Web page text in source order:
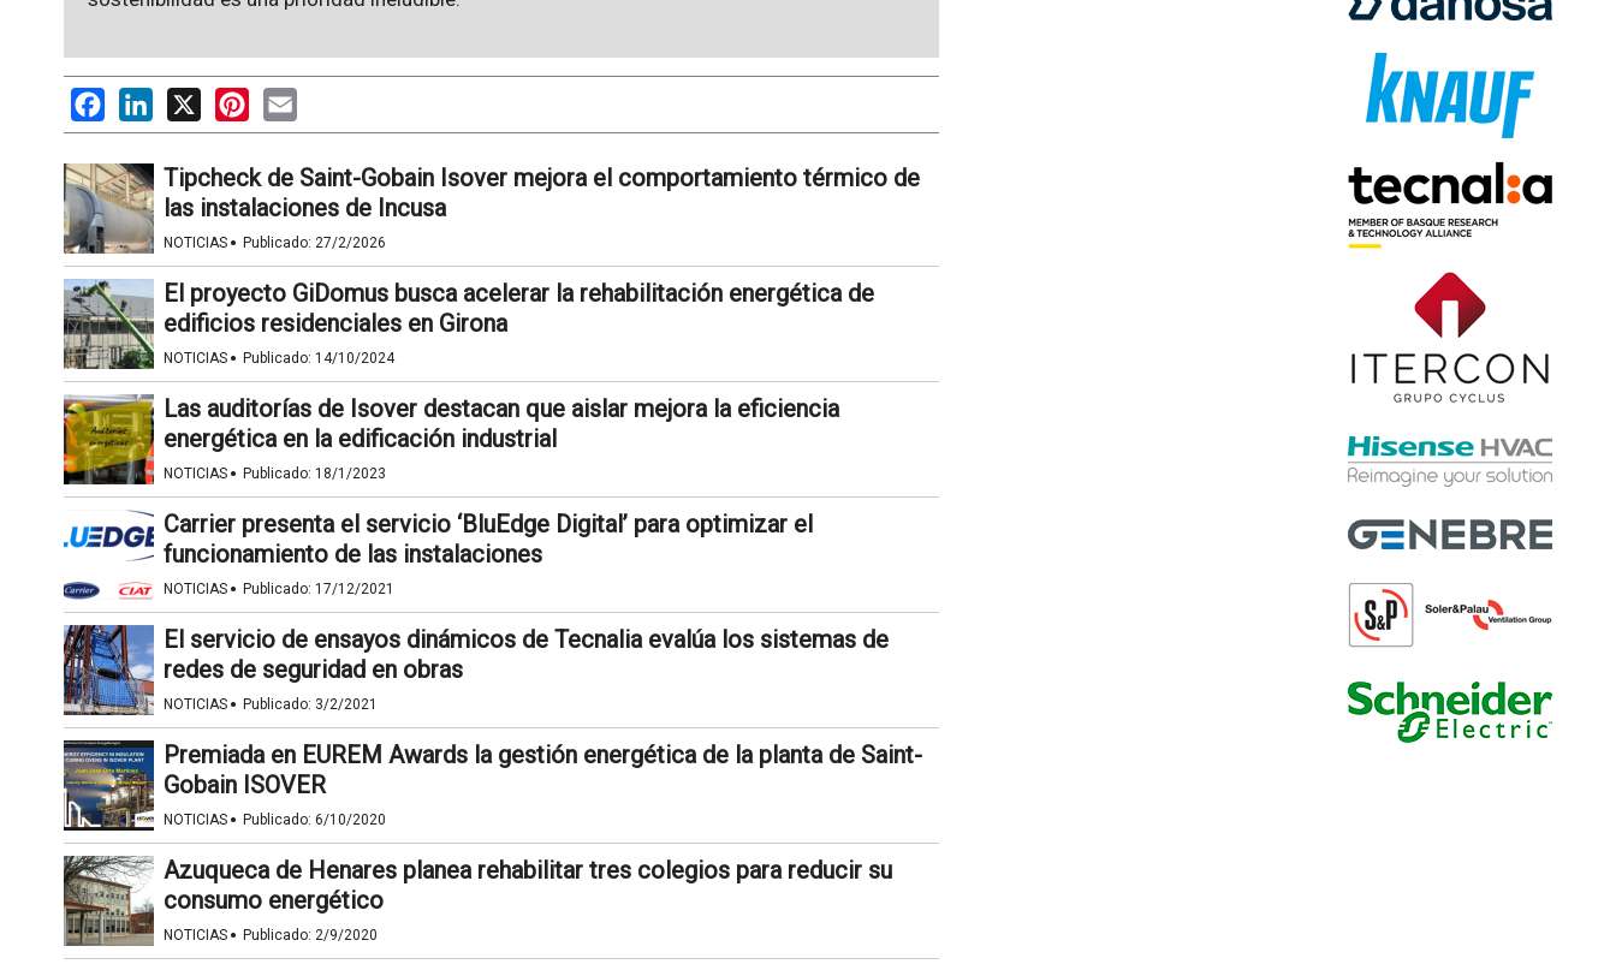
FacebookLinkedIn
X PinterestEmail
Tipcheck de Saint-Gobain Isover mejora el comportamiento térmico de
las instalaciones de Incusa
NOTICIAS · Publicado: 27/2/2026
El proyecto GiDomus busca acelerar la rehabilitación energética de
edificios residenciales en Girona
NOTICIAS · Publicado: 14/10/2024
Las auditorías de Isover destacan que aislar mejora la eficiencia
energética en la edificación industrial
NOTICIAS · Publicado: 18/1/2023
Carrier presenta el servicio ‘BluEdge Digital’ para optimizar el
funcionamiento de las instalaciones
NOTICIAS · Publicado: 17/12/2021
El servicio de ensayos dinámicos de Tecnalia evalúa los sistemas de
redes de seguridad en obras
NOTICIAS · Publicado: 3/2/2021
Premiada en EUREM Awards la gestión energética de la planta de Saint-
Gobain ISOVER
NOTICIAS · Publicado: 6/10/2020
Azuqueca de Henares planea rehabilitar tres colegios para reducir su
consumo energético
NOTICIAS · Publicado: 2/9/2020